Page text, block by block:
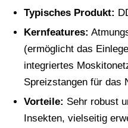
Typisches Produkt:
Kernfeatures:
(ermöglicht das
integriertes
Spreizstangen für das
Vorteile: Sehr robust
Insekten, vielseitig